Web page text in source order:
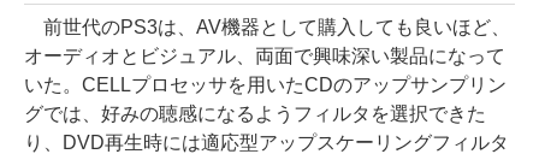
前世代のPS3は、AV機器として購入しても良いほど、
オーディオとビジュアル、両面で興味深い製品になって
いた。CELLプロセッサを用いたCDのアップサンプリン
グでは、好みの聴感になるようフィルタを選択できた
り、DVD再生時には適応型アップスケーリングフィルタ